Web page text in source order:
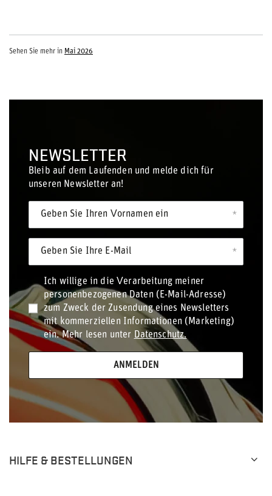
Sehen Sie mehr in Mai 2026
NEWSLETTER
Bleib auf dem Laufenden und melde dich für
unseren Newsletter an!
Geben Sie Ihren Vornamen ein
Geben Sie Ihre E-Mail
Ich willige in die Verarbeitung meiner
personenbezogenen Daten (E-Mail-Adresse)
zum Zweck der Zusendung eines Newsletters
mit kommerziellen Informationen (Marketing)
ein. Mehr lesen unter Datenschutz.
ANMELDEN
HILFE & BESTELLUNGEN